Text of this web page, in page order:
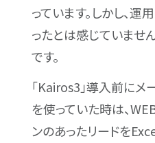
っています。しかし、運
ったとは感じていませ
です。
「Kairos3」導入前に
を使っていた時は、
ンのあったリードを